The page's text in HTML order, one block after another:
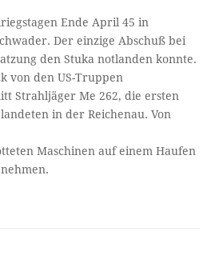
Ende April 45 in
Der einzige Abschuß bei
den Stuka notlanden konnte.
von den US-Truppen
Strahljäger Me 262, die ersten
in der Reichenau. Von
Maschinen auf einem Haufen